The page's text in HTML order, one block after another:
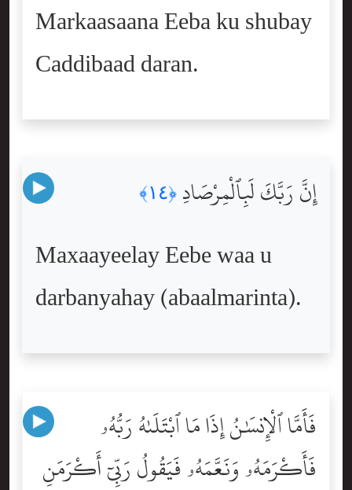
Markaasaana Eeba ku shubay
Caddibaad daran.
إِنَّ رَبَّكَ لَبِٱلْمِرْصَادِ ﴿١٤﴾
Maxaayeelay Eebe waa u
darbanyahay (abaalmarinta).
فَأَمَّا ٱلْإِنسَٰنُ إِذَا مَا ٱبْتَلَىٰهُ رَبُّهُۥ
فَأَكْرَمَهُۥ وَنَعَّمَهُۥ فَيَقُولُ رَبِّىٓ أَكْرَمَنِ